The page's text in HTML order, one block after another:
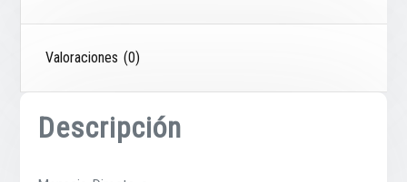
Valoraciones (0)
Descripción